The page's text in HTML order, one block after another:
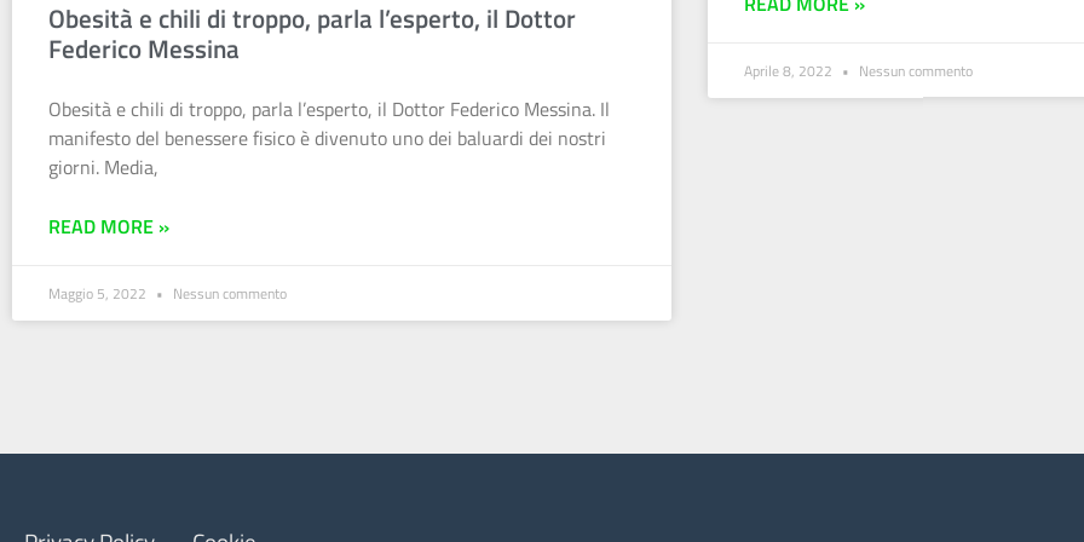
Obesità e chili di troppo, parla l’esperto, il Dottor
Federico Messina
Obesità e chili di troppo, parla l’esperto, il Dottor Federico Messina. Il
manifesto del benessere fisico è divenuto uno dei baluardi dei nostri
giorni. Media,
READ MORE »
Maggio 5, 2022 Nessun commento
Aprile 8, 2022 Nessun commento